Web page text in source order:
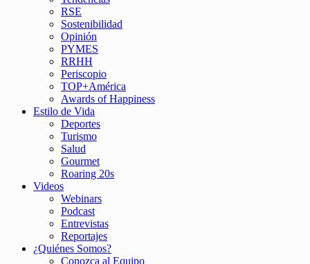
RSE
Sostenibilidad
Opinión
PYMES
RRHH
Periscopio
TOP+América
Awards of Happiness
Estilo de Vida
Deportes
Turismo
Salud
Gourmet
Roaring 20s
Videos
Webinars
Podcast
Entrevistas
Reportajes
¿Quiénes Somos?
Conozca al Equipo